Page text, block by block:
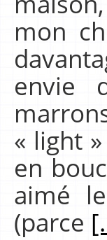
mon
envie
« light
en
aimé
(parce